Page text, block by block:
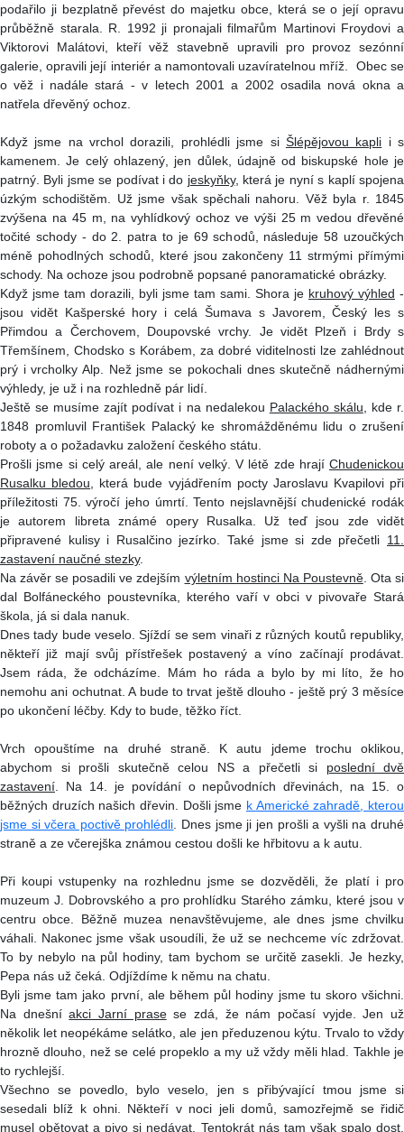
podařilo ji bezplatně převést do majetku obce, která se o její opravu
průběžně starala. R. 1992 ji pronajali filmařům Martinovi Froydovi a
Viktorovi Malátovi, kteří věž stavebně upravili pro provoz sezónní
galerie, opravili její interiér a namontovali uzavíratelnou mříž. Obec se
o věž i nadále stará - v letech 2001 a 2002 osadila nová okna a
natřela dřevěný ochoz.
Když jsme na vrchol dorazili, prohlédli jsme si Šlépějovou kapli i s
kamenem. Je celý ohlazený, jen důlek, údajně od biskupské hole je
patrný. Byli jsme se podívat i do jeskyňky, která je nyní s kaplí spojena
úzkým schodištěm. Už jsme však spěchali nahoru. Věž byla r. 1845
zvýšena na 45 m, na vyhlídkový ochoz ve výši 25 m vedou dřevěné
točité schody - do 2. patra to je 69 schodů, následuje 58 uzoučkých
méně pohodlných schodů, které jsou zakončeny 11 strmými přímými
schody. Na ochoze jsou podrobně popsané panoramatické obrázky.
Když jsme tam dorazili, byli jsme tam sami. Shora je kruhový výhled -
jsou vidět Kašperské hory i celá Šumava s Javorem, Český les s
Přimdou a Čerchovem, Doupovské vrchy. Je vidět Plzeň i Brdy s
Třemšínem, Chodsko s Korábem, za dobré viditelnosti lze zahlédnout
prý i vrcholky Alp. Než jsme se pokochali dnes skutečně nádhernými
výhledy, je už i na rozhledně pár lidí.
Ještě se musíme zajít podívat i na nedalekou Palackého skálu , kde r.
1848 promluvil František Palacký ke shromážděnému lidu o zrušení
roboty a o požadavku založení českého státu.
Prošli jsme si celý areál, ale není velký. V létě zde hrají Chudenickou
Rusalku bledou , která bude vyjádřením pocty Jaroslavu Kvapilovi při
příležitosti 75. výročí jeho úmrtí. Tento nejslavnější chudenické rodák
je autorem libreta známé opery Rusalka. Už teď jsou zde vidět
připravené kulisy i Rusalčino jezírko. Také jsme si zde přečetli 11.
zastavení naučné stezky.
Na závěr se posadili ve zdejším výletním hostinci Na Poustevně. Ota si
dal Bolfáneckého poustevníka, kterého vaří v obci v pivovaře Stará
škola, já si dala nanuk.
Dnes tady bude veselo. Sjíždí se sem vinaři z různých koutů republiky,
někteří již mají svůj přístřešek postavený a víno začínají prodávat.
Jsem ráda, že odcházíme. Mám ho ráda a bylo by mi líto, že ho
nemohu ani ochutnat. A bude to trvat ještě dlouho - ještě prý 3 měsíce
po ukončení léčby. Kdy to bude, těžko říct.
Vrch opouštíme na druhé straně. K autu jdeme trochu oklikou,
abychom si prošli skutečně celou NS a přečetli si poslední dvě
zastavení . Na 14. je povídání o nepůvodních dřevinách, na 15. o
běžných druzích našich dřevin. Došli jsme k Americké zahradě , kterou
jsme si včera poctivě prohlédli . Dnes jsme ji jen prošli a vyšli na druhé
straně a ze včerejška známou cestou došli ke hřbitovu a k autu.
Při koupi vstupenky na rozhlednu jsme se dozvěděli, že platí i pro
muzeum J. Dobrovského a pro prohlídku Starého zámku, které jsou v
centru obce. Běžně muzea nenavštěvujeme, ale dnes jsme chvilku
váhali. Nakonec jsme však usoudíli, že už se nechceme víc zdržovat.
To by nebylo na půl hodiny, tam bychom se určitě zasekli. Je hezky,
Pepa nás už čeká. Odjíždíme k němu na chatu.
Byli jsme tam jako první, ale během půl hodiny jsme tu skoro všichni.
Na dnešníakci Jarní prasese zdá, že nám počasí vyjde. Jen už
několik let neopékáme selátko, ale jen předuzenou kýtu. Trvalo to vždy
hrozně dlouho, než se celé propeklo a my už vždy měli hlad. Takhle je
to rychlejší.
Všechno se povedlo, bylo veselo, jen s přibývající tmou jsme si
sesedali blíž k ohni. Někteří v noci jeli domů, samozřejmě se řidič
musel obětovat a pivo si nedávat. Tentokrát nás tam však spalo dost,